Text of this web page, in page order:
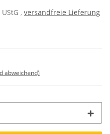
, versandfreie Lieferung
abweichend)